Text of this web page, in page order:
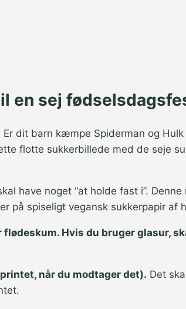
en sej
dit barn kæmpe Spiderman og
flotte sukkerbillede med de seje
have noget “at holde fast i”.
på spiseligt vegansk sukkerpapir af
Hvis du bruger glasur,
når du modtager det). Det